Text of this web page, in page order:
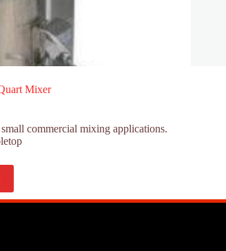
Mixer
commercial mixing applications.